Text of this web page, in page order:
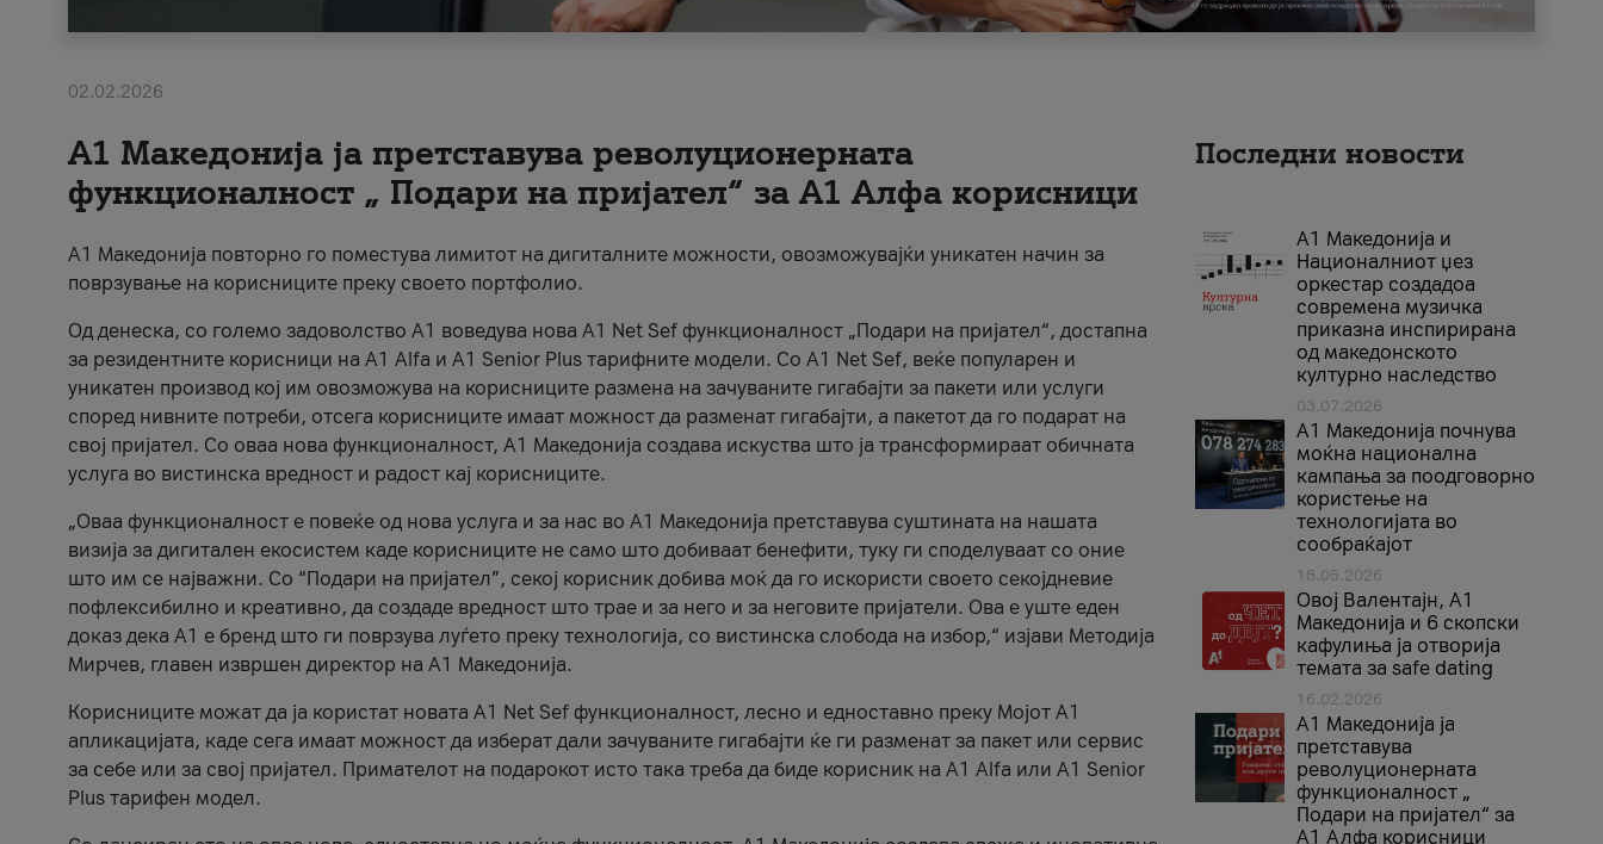
02.02.2026
А1 Македонија ја претставува револуционерната
функционалност „ Подари на пријател“ за А1 Алфа корисници
А1 Македонија повторно го поместува лимитот на дигиталните можности, овозможувајќи уникатен начин за
поврзување на корисниците преку своето портфолио.
Од денеска, со големо задоволство А1 воведува нова A1 Net Sef функционалност „Подари на пријател“, достапна
за резидентните корисници на А1 Alfa и A1 Senior Plus тарифните модели. Со A1 Net Sef, веќе популарен и
уникатен производ кој им овозможува на корисниците размена на зачуваните гигабајти за пакети или услуги
според нивните потреби, отсега корисниците имаат можност да разменат гигабајти, а пакетот да го подарат на
свој пријател. Со оваа нова функционалност, А1 Македонија создава искуства што ја трансформираат обичната
услуга во вистинска вредност и радост кај корисниците.
„Оваа функционалност е повеќе од нова услуга и за нас во А1 Македонија претставува суштината на нашата
визија за дигитален екосистем каде корисниците не само што добиваат бенефити, туку ги споделуваат со оние
што им се најважни. Со “Подари на пријател”, секој корисник добива моќ да го искористи своето секојдневие
пофлексибилно и креативно, да создаде вредност што трае и за него и за неговите пријатели. Ова е уште еден
доказ дека А1 е бренд што ги поврзува луѓето преку технологија, со вистинска слобода на избор,“ изјави Методија
Мирчев, главен извршен директор на А1 Македонија.
Корисниците можат да ја користат новата А1 Net Sef функционалност, лесно и едноставно преку Мојот А1
апликацијата, каде сега имаат можност да изберат дали зачуваните гигабајти ќе ги разменат за пакет или сервис
за себе или за свој пријател. Примателот на подарокот исто така треба да биде корисник на А1 Alfa или A1 Senior
Plus тарифен модел.
Последни новости
А1 Македонија и
Националниот џез
оркестар создадоа
современа музичка
приказна инспирирана
од македонското
културно наследство
03.07.2026
A1 Македонија почнува
моќна национална
кампања за поодговорно
користење на
технологијата во
сообраќајот
18.05.2026
Овој Валентајн, A1
Македонија и 6 скопски
кафулиња ја отворија
темата за safe dating
16.02.2026
А1 Македонија ја
претставува
револуционерната
функционалност „
Подари на пријател“ за
А1 Алфа корисници